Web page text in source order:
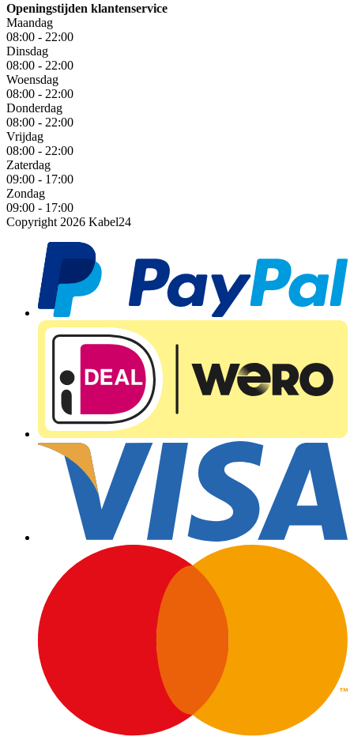
Openingstijden klantenservice
Maandag
08:00 - 22:00
Dinsdag
08:00 - 22:00
Woensdag
08:00 - 22:00
Donderdag
08:00 - 22:00
Vrijdag
08:00 - 22:00
Zaterdag
09:00 - 17:00
Zondag
09:00 - 17:00
Copyright 2026 Kabel24